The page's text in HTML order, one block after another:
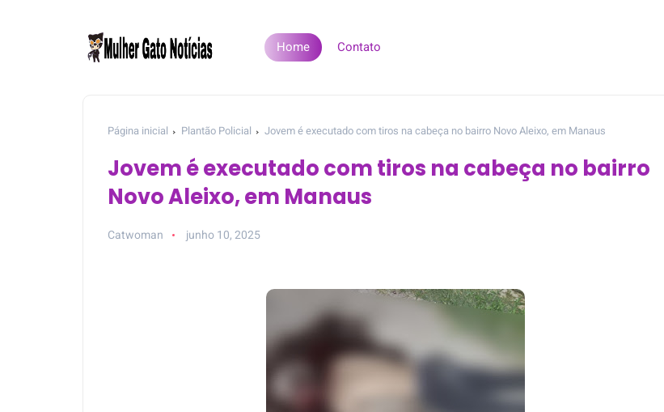
Home Contato
Página inicial Plantão Policial Jovem é executado com tiros na cabeça no bairro Novo Aleixo, em Manaus
Jovem é executado com tiros na cabeça no bairro
Novo Aleixo, em Manaus
Catwoman junho 10, 2025